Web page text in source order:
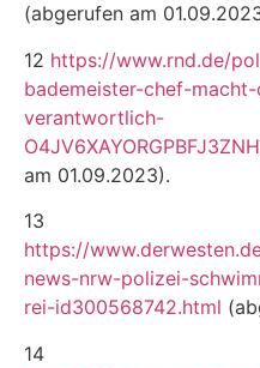
(abgerufen am
12 https://www.rnd.de/
bademeister-chef-
verantwortlich-
am 01.09.2023).
13
https://
news-nrw-polizei-
rei-id300568742.html
14